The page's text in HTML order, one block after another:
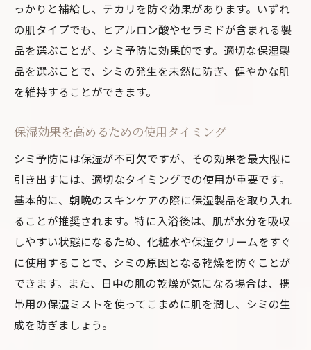
っかりと補給し、テカリを防ぐ効果があります。いずれ
の肌タイプでも、ヒアルロン酸やセラミドが含まれる製
品を選ぶことが、シミ予防に効果的です。適切な保湿製
品を選ぶことで、シミの発生を未然に防ぎ、健やかな肌
を維持することができます。
保湿効果を高めるための使用タイミング
シミ予防には保湿が不可欠ですが、その効果を最大限に
引き出すには、適切なタイミングでの使用が重要です。
基本的に、朝晩のスキンケアの際に保湿製品を取り入れ
ることが推奨されます。特に入浴後は、肌が水分を吸収
しやすい状態になるため、化粧水や保湿クリームをすぐ
に使用することで、シミの原因となる乾燥を防ぐことが
できます。また、日中の肌の乾燥が気になる場合は、携
帯用の保湿ミストを使ってこまめに肌を潤し、シミの生
成を防ぎましょう。